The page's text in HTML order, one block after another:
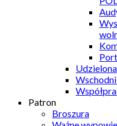
Patron
Broszura